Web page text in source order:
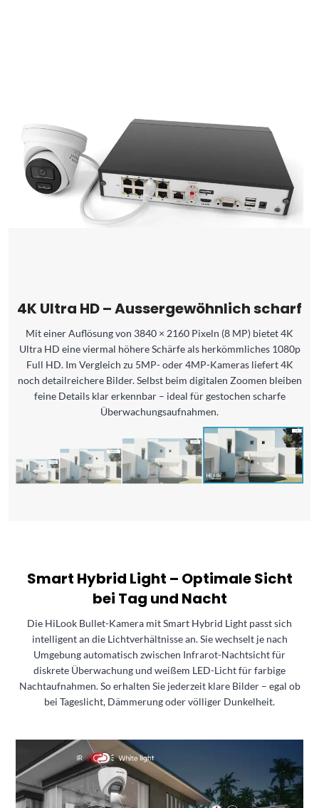
4K Ultra HD – Aussergewöhnlich scharf
Mit einer Auflösung von 3840 × 2160 Pixeln (8 MP) bietet 4K
Ultra HD eine viermal höhere Schärfe als herkömmliches 1080p
Full HD. Im Vergleich zu 5MP- oder 4MP-Kameras liefert 4K
noch detailreichere Bilder. Selbst beim digitalen Zoomen bleiben
feine Details klar erkennbar – ideal für gestochen scharfe
Überwachungsaufnahmen.
Smart Hybrid Light – Optimale Sicht
bei Tag und Nacht
Die HiLook Bullet-Kamera mit Smart Hybrid Light passt sich
intelligent an die Lichtverhältnisse an. Sie wechselt je nach
Umgebung automatisch zwischen Infrarot-Nachtsicht für
diskrete Überwachung und weißem LED-Licht für farbige
Nachtaufnahmen. So erhalten Sie jederzeit klare Bilder – egal ob
bei Tageslicht, Dämmerung oder völliger Dunkelheit.